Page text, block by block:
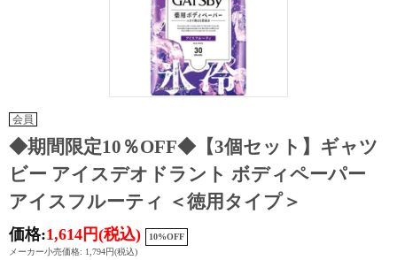
会員
◆期間限定10％OFF◆【3個セット】ギャツ
ビー アイスデオドラント ボディペーパー
アイスフルーティ ＜徳用タイプ＞
価格:1,614円(税込)
10%OFF
メーカー小売価格: 1,794円(税込)